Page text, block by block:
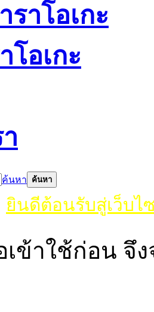
ราโอเกะ
โอเกะ
ค้นหา ค้นหา
ยินดีต้อนรับสู่เว็บไซ
ข้าใช้ก่อน จึ